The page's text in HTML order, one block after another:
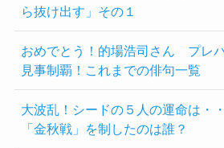
ら抜け出す」その１
おめでとう！的場浩司さん プレバ
見事制覇！これまでの俳句一覧
大波乱！シードの５人の運命は・
「金秋戦」を制したのは誰？